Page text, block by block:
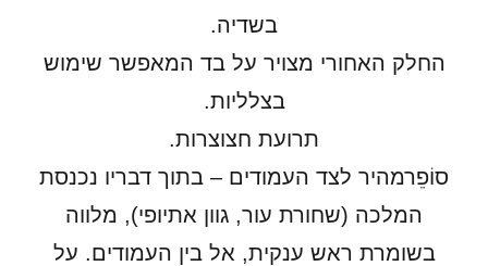
בשדיה.
החלק האחורי מצויר על בד המאפשר שימוש
בצלליות.
תרועת חצוצרות.
סוֹפֵרמהיר לצד העמודים – בתוך דבריו נכנסת
המלכה (שחורת עור, גוון אתיופי), מלווה
בשומרת ראש ענקית, אל בין העמודים. על